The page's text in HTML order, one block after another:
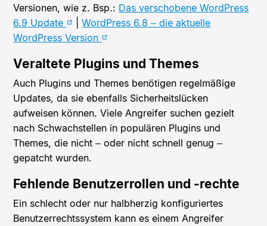
Versionen, wie z. Bsp.: Das verschobene WordPress
6.9 Update
|WordPress 6.8 – die aktuelle
WordPress Version
Veraltete Plugins und Themes
Auch Plugins und Themes benötigen regelmäßige
Updates, da sie ebenfalls Sicherheitslücken
aufweisen können. Viele Angreifer suchen gezielt
nach Schwachstellen in populären Plugins und
Themes, die nicht – oder nicht schnell genug –
gepatcht wurden.
Fehlende Benutzerrollen und -rechte
Ein schlecht oder nur halbherzig konfiguriertes
Benutzerrechtssystem kann es einem Angreifer